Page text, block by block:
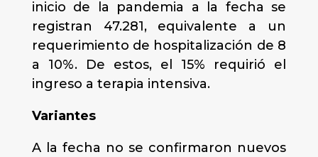
inicio de la pandemia a la fecha se
registran 47.281, equivalente a un
requerimiento de hospitalización de 8
a 10%. De estos, el 15% requirió el
ingreso a terapia intensiva.
Variantes
A la fecha no se confirmaron nuevos